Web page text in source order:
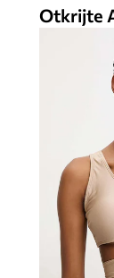
Otkrijte